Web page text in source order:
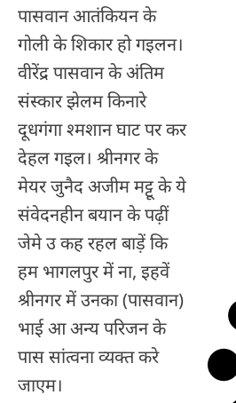
पासवान आतंकियन के
गोली के शिकार हो गइलन।
वीरेंद्र पासवान के अंतिम
संस्कार झेलम किनारे
दूधगंगा श्मशान घाट पर कर
देहल गइल। श्रीनगर के
मेयर जुनैद अजीम मट्टू के ये
संवेदनहीन बयान के पढ़ीं
जेमे उ कह रहल बाड़ें कि
हम भागलपुर में ना, इहवें
श्रीनगर में उनका (पासवान)
भाई आ अन्य परिजन के
पास सांत्वना व्यक्त करे
जाएम।